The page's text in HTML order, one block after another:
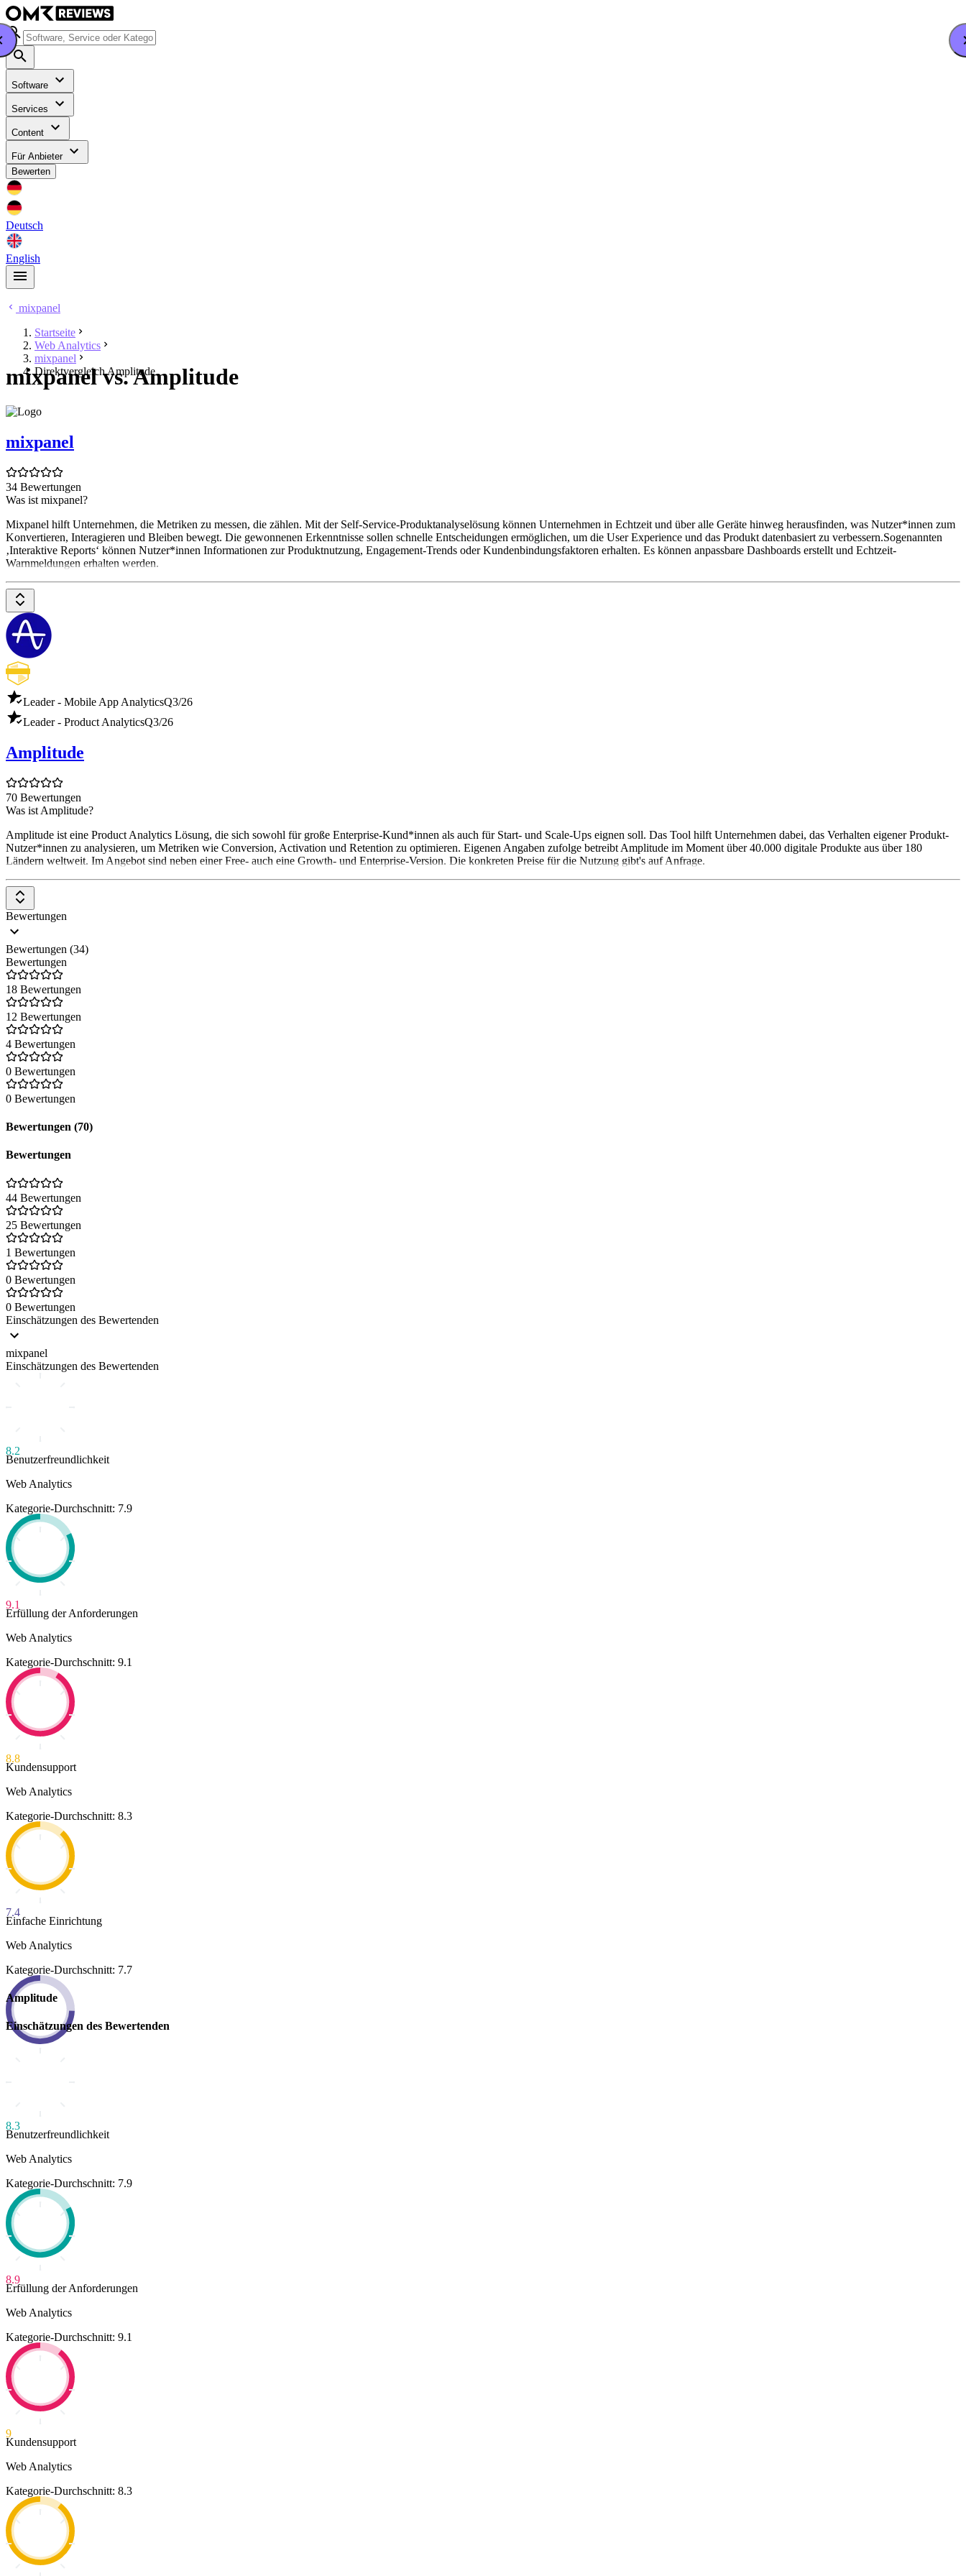
Software
Services
Content
Für Anbieter
Bewerten
Deutsch
English
mixpanel
Startseite
Web Analytics
mixpanel
Direktvergleich Amplitude
mixpanel vs. Amplitude
mixpanel
34 Bewertungen
Was ist mixpanel?
Mixpanel hilft Unternehmen, die Metriken zu messen, die zählen. Mit der Self-Service-Produktanalyselösung können Unternehmen in Echtzeit und über alle Geräte hinweg herausfinden, was Nutzer*innen zum
Konvertieren, Interagieren und Bleiben bewegt. Die gewonnenen Erkenntnisse sollen schnelle Entscheidungen ermöglichen, um die User Experience und das Produkt datenbasiert zu verbessern.Sogenannten
‚Interaktive Reports‘ können Nutzer*innen Informationen zur Produktnutzung, Engagement-Trends oder Kundenbindungsfaktoren erhalten. Es können anpassbare Dashboards erstellt und Echtzeit-
Warnmeldungen erhalten werden.
Leader - Mobile App AnalyticsQ3/26
Leader - Product AnalyticsQ3/26
Amplitude
70 Bewertungen
Was ist Amplitude?
Amplitude ist eine Product Analytics Lösung, die sich sowohl für große Enterprise-Kund*innen als auch für Start- und Scale-Ups eignen soll. Das Tool hilft Unternehmen dabei, das Verhalten eigener Produkt-
Nutzer*innen zu analysieren, um Metriken wie Conversion, Activation und Retention zu optimieren. Eigenen Angaben zufolge betreibt Amplitude im Moment über 40.000 digitale Produkte aus über 180
Ländern weltweit. Im Angebot sind neben einer Free- auch eine Growth- und Enterprise-Version. Die konkreten Preise für die Nutzung gibt's auf Anfrage.
Bewertungen
Bewertungen (34)
Bewertungen
18 Bewertungen
12 Bewertungen
4 Bewertungen
0 Bewertungen
0 Bewertungen
Bewertungen (70)
Bewertungen
44 Bewertungen
25 Bewertungen
1 Bewertungen
0 Bewertungen
0 Bewertungen
Einschätzungen des Bewertenden
mixpanel
Einschätzungen des Bewertenden
8.2
Benutzerfreundlichkeit
Web Analytics
Kategorie-Durchschnitt: 7.9
9.1
Erfüllung der Anforderungen
Web Analytics
Kategorie-Durchschnitt: 9.1
8.8
Kundensupport
Web Analytics
Kategorie-Durchschnitt: 8.3
7.4
Einfache Einrichtung
Web Analytics
Kategorie-Durchschnitt: 7.7
Amplitude
Einschätzungen des Bewertenden
8.3
Benutzerfreundlichkeit
Web Analytics
Kategorie-Durchschnitt: 7.9
8.9
Erfüllung der Anforderungen
Web Analytics
Kategorie-Durchschnitt: 9.1
9
Kundensupport
Web Analytics
Kategorie-Durchschnitt: 8.3